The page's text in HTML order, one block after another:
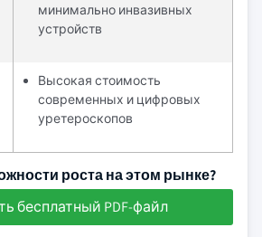
минимально инвазивных
устройств
Высокая стоимость
современных и цифровых
уретероскопов
роста на этом рынке?
бесплатный PDF-файл